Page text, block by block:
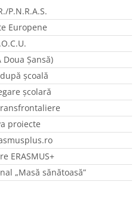
P.N.R.A.S.
Europene
Doua Șansă)
școală
școlară
proiecte
ERASMUS+
„Masă sănătoasă”